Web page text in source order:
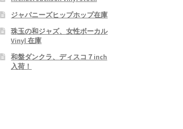
ジャパニーズヒップホップ在庫
珠玉の和ジャズ、女性ボーカル
Vinyl 在庫
和盤ダンクラ、ディスコ７inch
入荷！